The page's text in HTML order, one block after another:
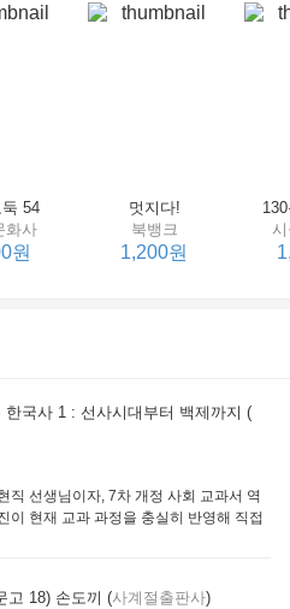
원
54
화사
원
멋지다!
북뱅크
1,200원
한국사 1 : 선사시대부터 백제까지 (
직 선생님이자, 7차 개정 사회 교과서 역
이 현재 교과 과정을 충실히 반영해 직접
고 18) 손도끼 (사계절출판사)